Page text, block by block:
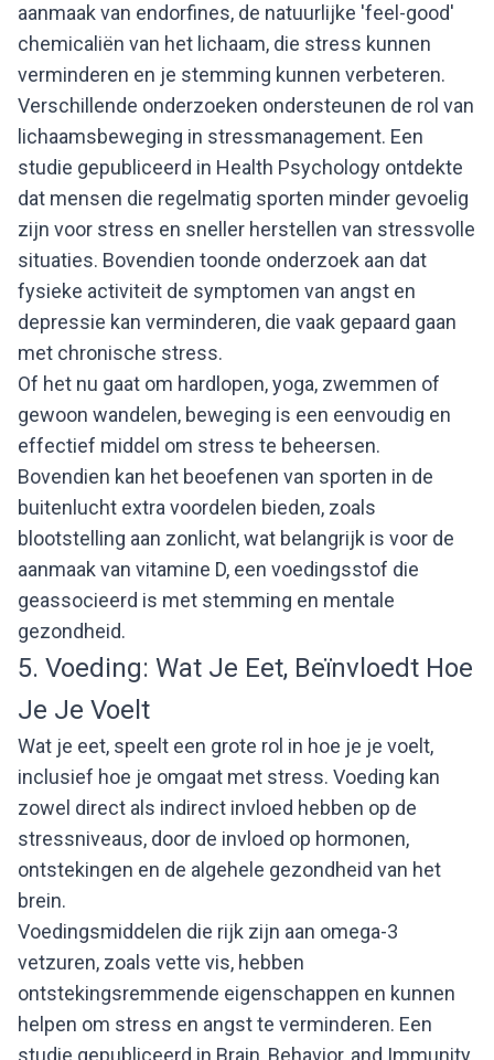
aanmaak van endorfines, de natuurlijke 'feel-good'
chemicaliën van het lichaam, die stress kunnen
verminderen en je stemming kunnen verbeteren.
Verschillende onderzoeken ondersteunen de rol van
lichaamsbeweging in stressmanagement. Een
studie gepubliceerd in Health Psychology ontdekte
dat mensen die regelmatig sporten minder gevoelig
zijn voor stress en sneller herstellen van stressvolle
situaties. Bovendien toonde onderzoek aan dat
fysieke activiteit de symptomen van angst en
depressie kan verminderen, die vaak gepaard gaan
met chronische stress.
Of het nu gaat om hardlopen, yoga, zwemmen of
gewoon wandelen, beweging is een eenvoudig en
effectief middel om stress te beheersen.
Bovendien kan het beoefenen van sporten in de
buitenlucht extra voordelen bieden, zoals
blootstelling aan zonlicht, wat belangrijk is voor de
aanmaak van vitamine D, een voedingsstof die
geassocieerd is met stemming en mentale
gezondheid.
5. Voeding: Wat Je Eet, Beïnvloedt Hoe
Je Je Voelt
Wat je eet, speelt een grote rol in hoe je je voelt,
inclusief hoe je omgaat met stress. Voeding kan
zowel direct als indirect invloed hebben op de
stressniveaus, door de invloed op hormonen,
ontstekingen en de algehele gezondheid van het
brein.
Voedingsmiddelen die rijk zijn aan omega-3
vetzuren, zoals vette vis, hebben
ontstekingsremmende eigenschappen en kunnen
helpen om stress en angst te verminderen. Een
studie gepubliceerd in Brain, Behavior, and Immunity